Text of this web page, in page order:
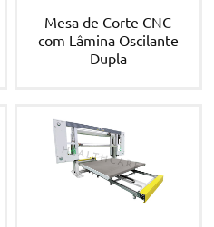
Mesa de Corte CNC
com Lâmina Oscilante
Dupla